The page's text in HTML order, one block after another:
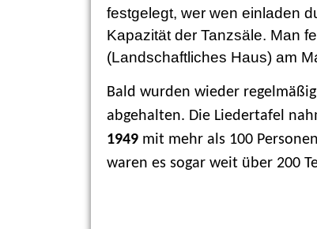
festgelegt, wer wen einladen
Kapazität der Tanzsäle. Man
(Landschaftliches Haus) am
Bald wurden wieder
abgehalten. Die Liedertafel
1949 mit mehr als 100
waren es sogar weit über 200